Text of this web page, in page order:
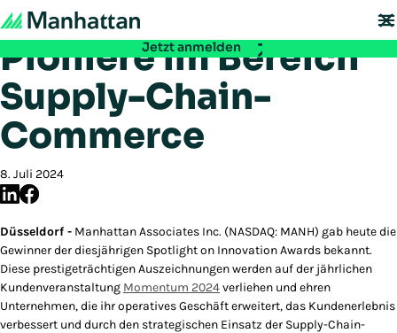
Jetzt anmelden
Manhattan ehrt
Pioniere im Bereich
Supply-Chain-
Commerce
8. Juli 2024
Düsseldorf - Manhattan Associates Inc. (NASDAQ: MANH) gab heute die
Gewinner der diesjährigen Spotlight on Innovation Awards bekannt.
Diese prestigeträchtigen Auszeichnungen werden auf der jährlichen
Kundenveranstaltung Momentum 2024verliehen und ehren
Unternehmen, die ihr operatives Geschäft erweitert, das Kundenerlebnis
verbessert und durch den strategischen Einsatz der Supply-Chain-